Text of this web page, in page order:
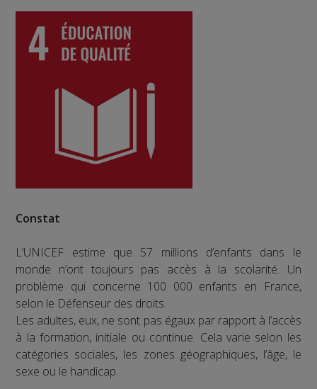
Constat
L’UNICEF estime que 57 millions d’enfants dans le
monde n’ont toujours pas accès à la scolarité. Un
problème qui concerne 100 000 enfants en France,
selon le Défenseur des droits.
Les adultes, eux, ne sont pas égaux par rapport à l’accès
à la formation, initiale ou continue. Cela varie selon les
catégories sociales, les zones géographiques, l’âge, le
sexe ou le handicap.